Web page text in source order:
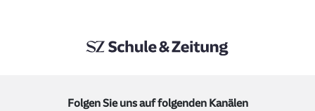
Folgen Sie uns auf folgenden Kanälen